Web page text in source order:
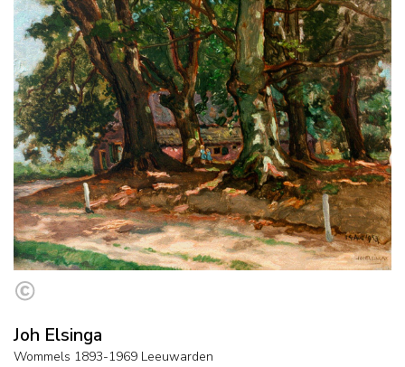
Joh Elsinga
Wommels 1893-1969 Leeuwarden